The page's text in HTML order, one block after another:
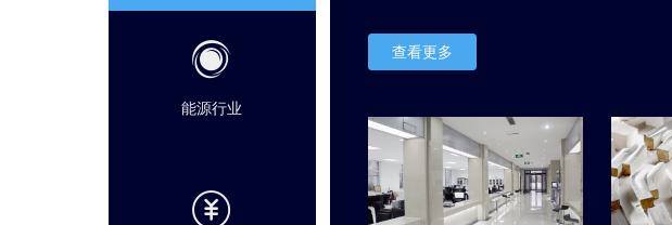
能源行业
查看更多